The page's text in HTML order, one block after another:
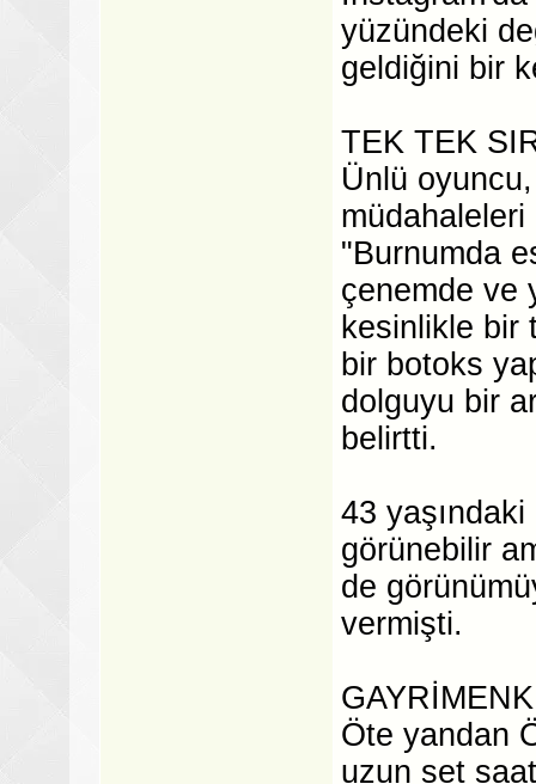
yüzündeki
geldiğini bir
TEK TEK
Ünlü
müdahaleleri
"Burnumda
çenemde ve
kesinlikle bir
bir botoks
dolguyu bir
belirtti.
43
görünebilir
de
vermişti.
Öte yandan
uzun set